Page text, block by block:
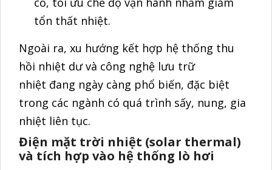
lò hơi. Thay vì chỉ dùng điện mặt trời, doanh
nghiệp có thể lắp đặt các tấm gương
parabol hoặc ống chân không để gia nhiệt
sơ bộ cho nước cấp lò. Giải pháp này giúp
giảm lượng nhiên liệu hóa thạch tiêu thụ,
đồng thời kéo dài tuổi thọ thiết bị.
Kết hợp với hệ thống lưu trữ nhiệt (thermal
storage), doanh nghiệp có thể tận dụng
nguồn năng lượng này vào ban đêm hoặc